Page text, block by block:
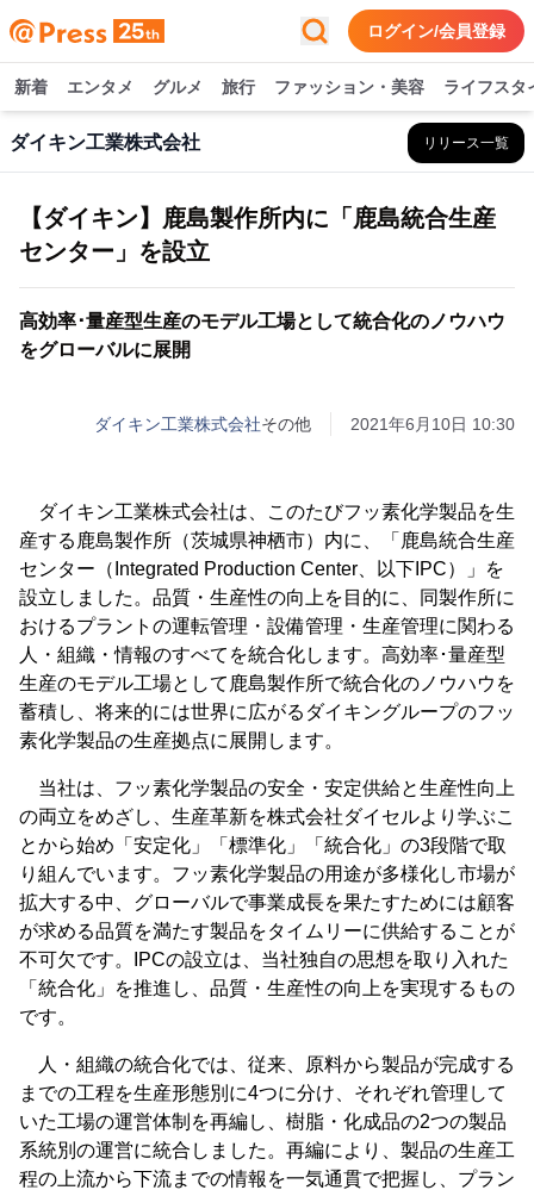
ログイン/会員登録
新着 エンタメ グルメ 旅行 ファッション・美容 ライフスタ
ダイキン工業株式会社 リリース一覧
【ダイキン】鹿島製作所内に「鹿島統合生産
センター」を設立
高効率･量産型生産のモデル工場として統合化のノウハウ
をグローバルに展開
ダイキン工業株式会社その他 2021年6月10日 10:30
ダイキン工業株式会社は、このたびフッ素化学製品を生
産する鹿島製作所（茨城県神栖市）内に、「鹿島統合生産
センター（Integrated Production Center、以下IPC）」を
設立しました。品質・生産性の向上を目的に、同製作所に
おけるプラントの運転管理・設備管理・生産管理に関わる
人・組織・情報のすべてを統合化します。高効率･量産型
生産のモデル工場として鹿島製作所で統合化のノウハウを
蓄積し、将来的には世界に広がるダイキングループのフッ
素化学製品の生産拠点に展開します。
当社は、フッ素化学製品の安全・安定供給と生産性向上
の両立をめざし、生産革新を株式会社ダイセルより学ぶこ
とから始め「安定化」「標準化」「統合化」の3段階で取
り組んでいます。フッ素化学製品の用途が多様化し市場が
拡大する中、グローバルで事業成長を果たすためには顧客
が求める品質を満たす製品をタイムリーに供給することが
不可欠です。IPCの設立は、当社独自の思想を取り入れた
「統合化」を推進し、品質・生産性の向上を実現するもの
です。
人・組織の統合化では、従来、原料から製品が完成する
までの工程を生産形態別に4つに分け、それぞれ管理して
いた工場の運営体制を再編し、樹脂・化成品の2つの製品
系統別の運営に統合しました。再編により、製品の生産工
程の上流から下流までの情報を一気通貫で把握し、プラン